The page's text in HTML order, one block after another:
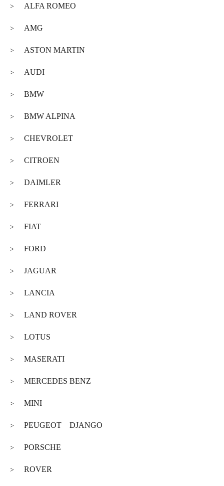
> ALFA ROMEO
> AMG
> ASTON MARTIN
> AUDI
> BMW
> BMW ALPINA
> CHEVROLET
> CITROEN
> DAIMLER
> FERRARI
> FIAT
> FORD
> JAGUAR
> LANCIA
> LAND ROVER
> LOTUS
> MASERATI
> MERCEDES BENZ
> MINI
> PEUGEOT DJANGO
> PORSCHE
> ROVER